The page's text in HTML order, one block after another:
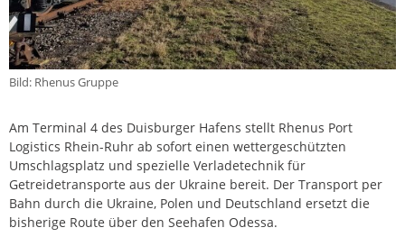
Bild: Rhenus Gruppe
Am Terminal 4 des Duisburger Hafens stellt Rhenus Port
Logistics Rhein-Ruhr ab sofort einen wettergeschützten
Umschlagsplatz und spezielle Verladetechnik für
Getreidetransporte aus der Ukraine bereit. Der Transport per
Bahn durch die Ukraine, Polen und Deutschland ersetzt die
bisherige Route über den Seehafen Odessa.